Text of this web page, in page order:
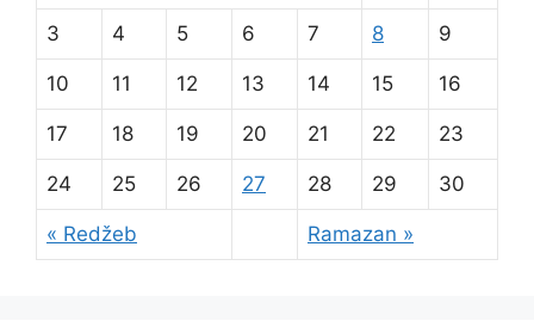
« Redžeb Ramazan »
3 4 5 6 7 8 9
10 11 12 13 14 15 16
17 18 19 20 21 22 23
24 25 26 27 28 29 30